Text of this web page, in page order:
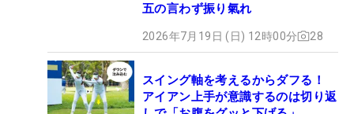
五の言わず振り氣れ
2026年7月19日 (日) 12時00分 28
スイング軸を考えるからダフる！
アイアン上手が意識するのは切り返